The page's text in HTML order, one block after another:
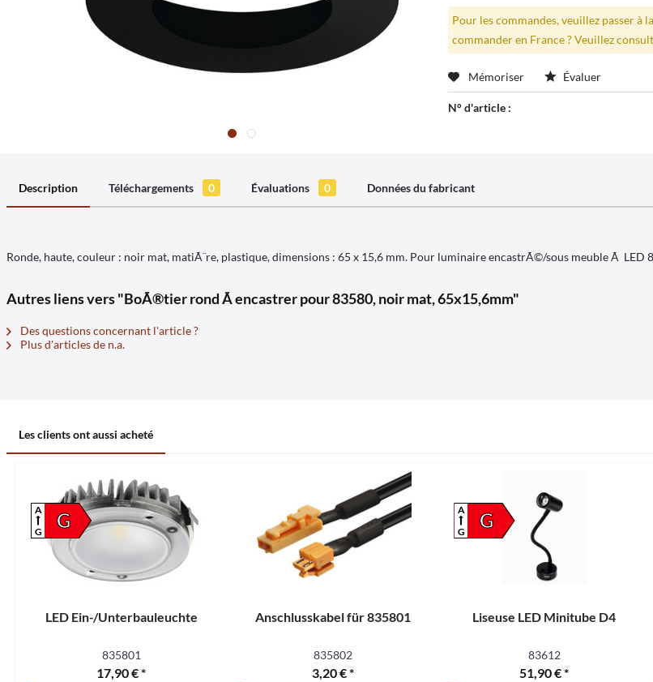
Pour les commandes, veuillez passer à
commander en France ? Veuillez
Mémoriser Évaluer
N° d'article :
Description Téléchargements 0 Évaluations 0 Données du fabricant
Ronde, haute, couleur : noir mat, matiÃ¨re, plastique, dimensions : 65 x 15,6 mm. Pour luminaire encastrÃ©/sous meuble Ã LED
Autres liens vers "BoÃ®tier rond Ã encastrer pour 83580, noir mat, 65x15,6mm"
Des questions concernant l'article ?
Plus d'articles de n.a.
Les clients ont aussi acheté
G
A
G
LED Ein-/Unterbauleuchte
835801
17,90 € *
Anschlusskabel für 835801
835802
3,20 € *
G
A
G
Liseuse LED Minitube D4
83612
51,90 € *